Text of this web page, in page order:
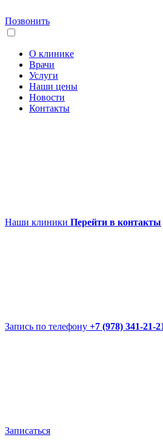
Позвонить
О клинике
Врачи
Услуги
Наши цены
Новости
Контакты
Наши клиники Перейти в контакты
Запись по телефону +7 (978) 341-21-
Записаться